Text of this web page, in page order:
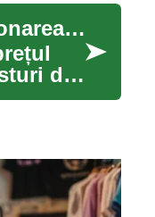
Ghid pentru oferte auto: finanțare, credit și gestionarea datoriilor
de